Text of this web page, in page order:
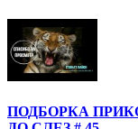
ПОДБОРКА